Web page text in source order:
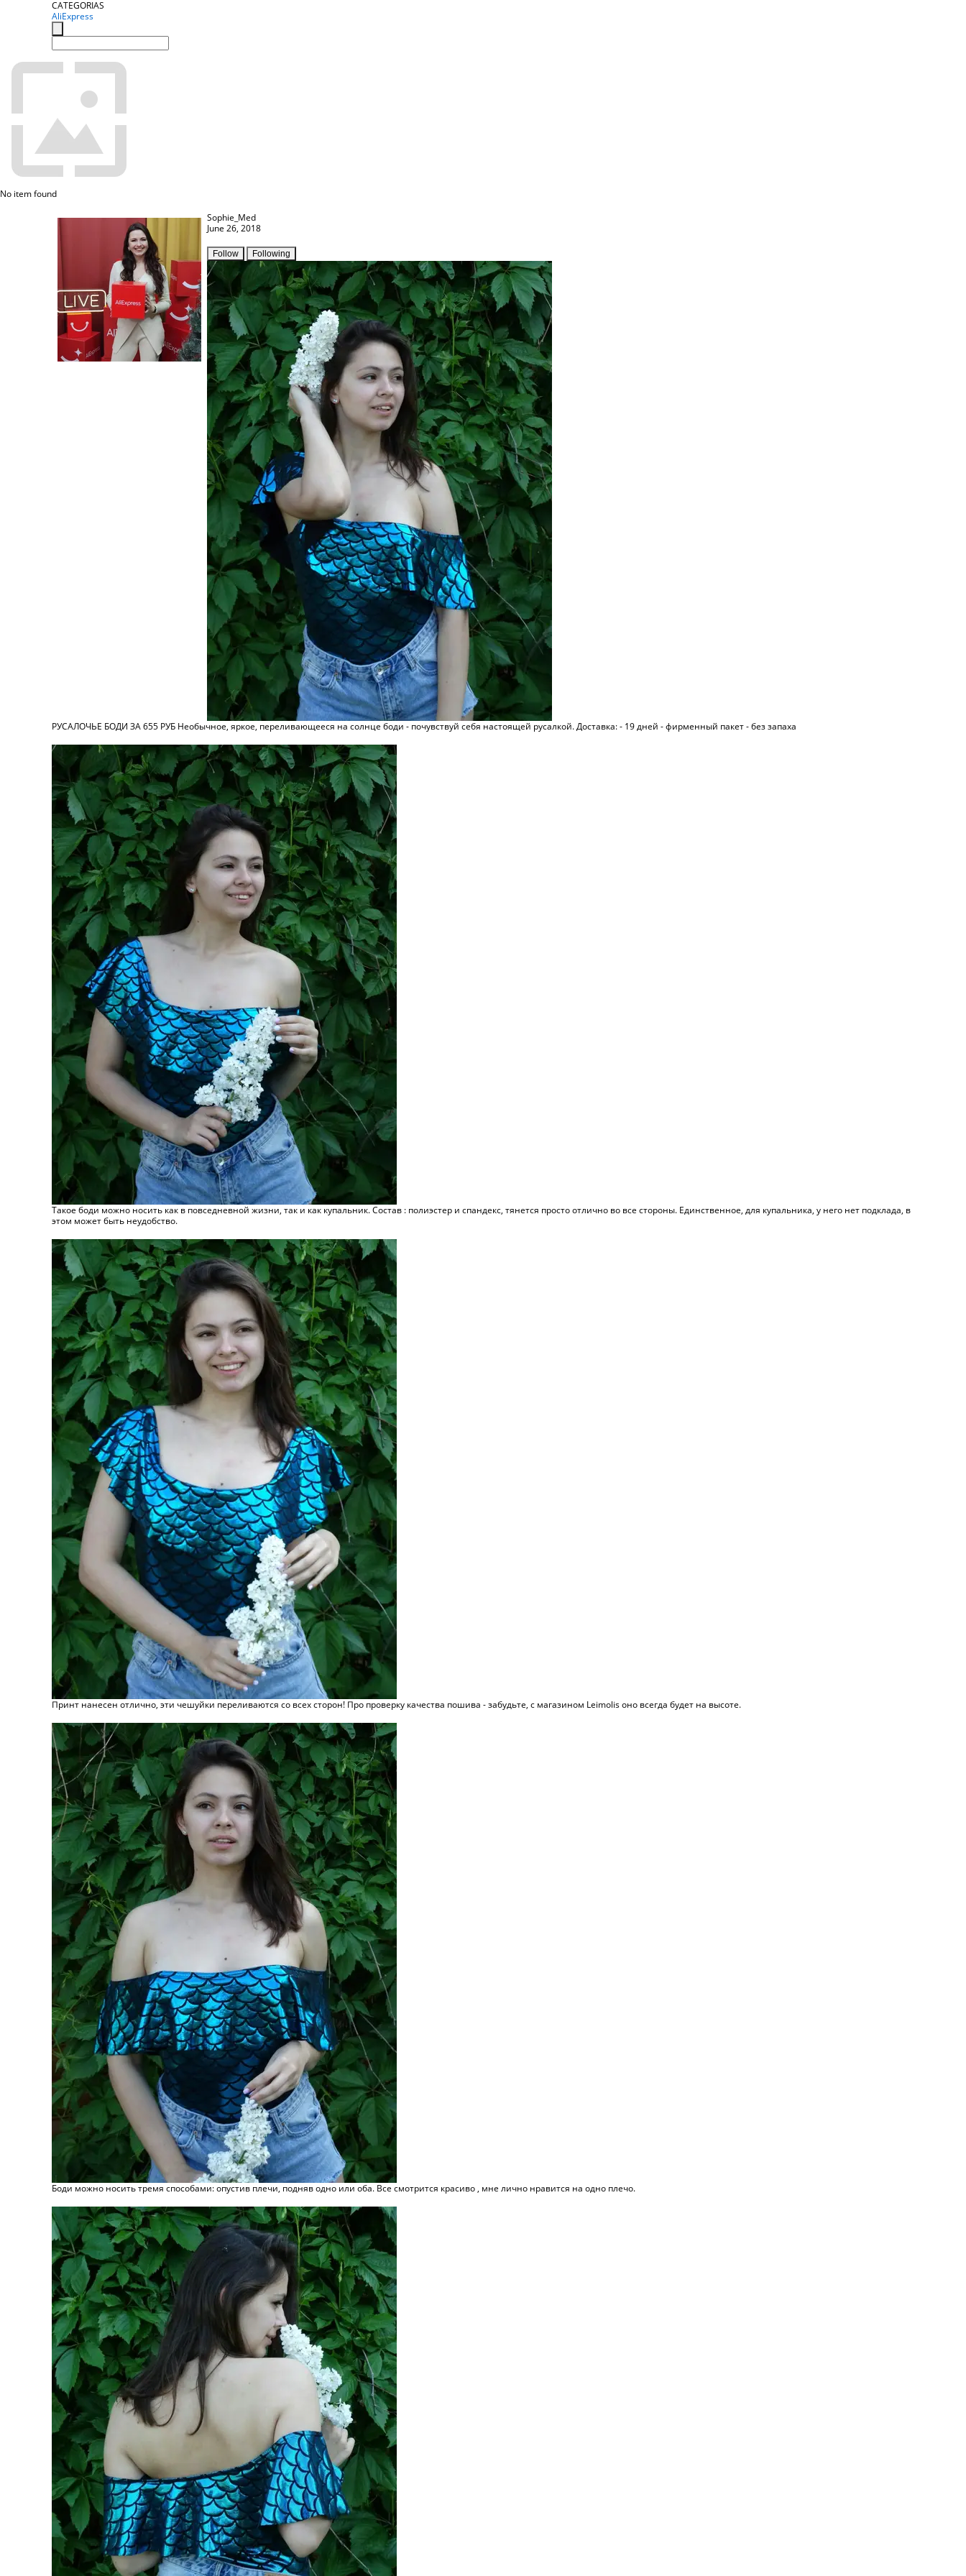
CATEGORIAS
AliExpress
No item found
Sophie_Med
June 26, 2018
Follow Following
РУСАЛОЧЬЕ БОДИ ЗА 655 РУБ Необычное, яркое, переливающееся на солнце боди - почувствуй себя настоящей русалкой. Доставка: - 19 дней - фирменный пакет - без запаха
Такое боди можно носить как в повседневной жизни, так и как купальник. Состав : полиэстер и спандекс, тянется просто отлично во все стороны. Единственное, для купальника, у него нет подклада, в
этом может быть неудобство.
Принт нанесен отлично, эти чешуйки переливаются со всех сторон! Про проверку качества пошива - забудьте, с магазином Leimolis оно всегда будет на высоте.
Боди можно носить тремя способами: опустив плечи, подняв одно или оба. Все смотрится красиво , мне лично нравится на одно плечо.